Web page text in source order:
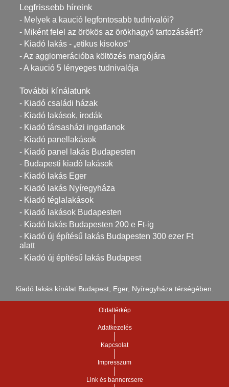
Legfrissebb híreink
- Melyek a kaució legfontosabb tudnivalói?
- Miként felel az örökös az örökhagyó tartozásáért?
- Kiadó lakás - „etikus kisokos”
- Az agglomerációba költözés margójára
- A kaució 5 lényeges tudnivalója
További kínálatunk
- Kiadó családi házak
- Kiadó lakások, irodák
- Kiadó társasházi ingatlanok
- Kiadó panellakások
- Kiadó panel lakás Budapesten
- Budapesti kiadó lakások
- Kiadó lakás Eger
- Kiadó lakás Nyíregyháza
- Kiadó téglalakások
- Kiadó lakások Budapesten
- Kiadó lakás Budapesten 200 e Ft-ig
- Kiadó új építésű lakás Budapesten 300 ezer Ft
alatt
- Kiadó új építésű lakás Budapest
Kiadó lakás kínálat Budapest, Eger, Nyíregyháza térségében.
Oldaltérkép
Adatkezelés
Kapcsolat
Impresszum
Link és bannercsere